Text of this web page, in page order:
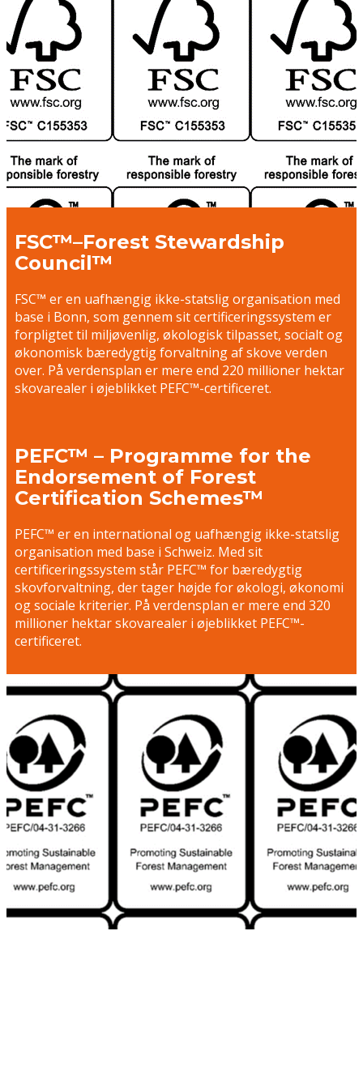
FSC™–Forest Stewardship
Council™
FSC™ er en uafhængig ikke-statslig organisation med
base i Bonn, som gennem sit certificeringssystem er
forpligtet til miljøvenlig, økologisk tilpasset, socialt og
økonomisk bæredygtig forvaltning af skove verden
over. På verdensplan er mere end 220 millioner hektar
skovarealer i øjeblikket PEFC™-certificeret.
PEFC™ – Programme for the
Endorsement of Forest
Certification Schemes™
PEFC™ er en international og uafhængig ikke-statslig
organisation med base i Schweiz. Med sit
certificeringssystem står PEFC™ for bæredygtig
skovforvaltning, der tager højde for økologi, økonomi
og sociale kriterier. På verdensplan er mere end 320
millioner hektar skovarealer i øjeblikket PEFC™-
certificeret.